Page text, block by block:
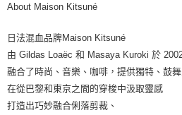
About Maison Kitsuné
日法混血品牌Maison Kitsuné
由 Gildas Loaëc 和 Masaya Kuroki 於
融合了時尚、音樂、咖啡，提供獨特、鼓
在從巴黎和東京之間的穿梭中汲取靈感
打造出巧妙融合俐落剪裁、